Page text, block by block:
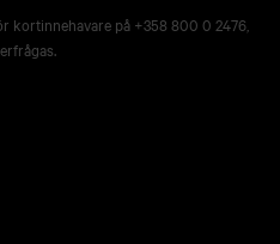
kortinnehavare på +358 800 0 2476,